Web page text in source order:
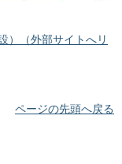
）（外部サイトへリ
ページの先頭へ戻る